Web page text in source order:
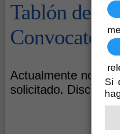
Si
Tablón de
Actualmente no
solicitado.